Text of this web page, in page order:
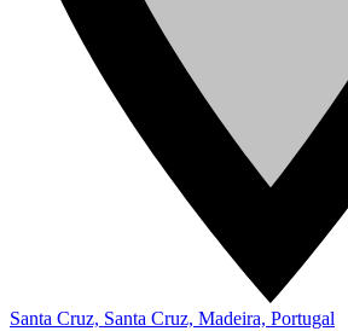
Santa Cruz, Santa Cruz, Madeira, Portugal